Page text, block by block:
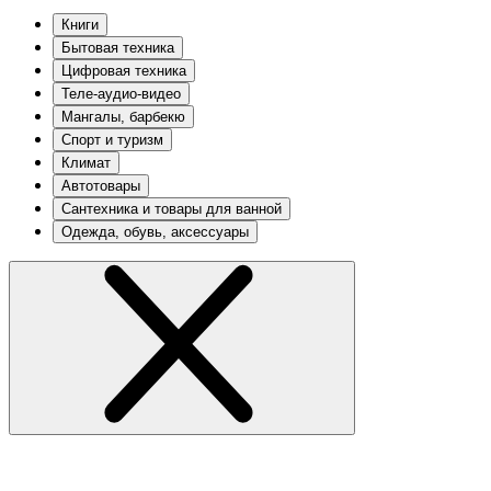
Книги
Бытовая техника
Цифровая техника
Теле-аудио-видео
Мангалы, барбекю
Спорт и туризм
Климат
Автотовары
Сантехника и товары для ванной
Одежда, обувь, аксессуары